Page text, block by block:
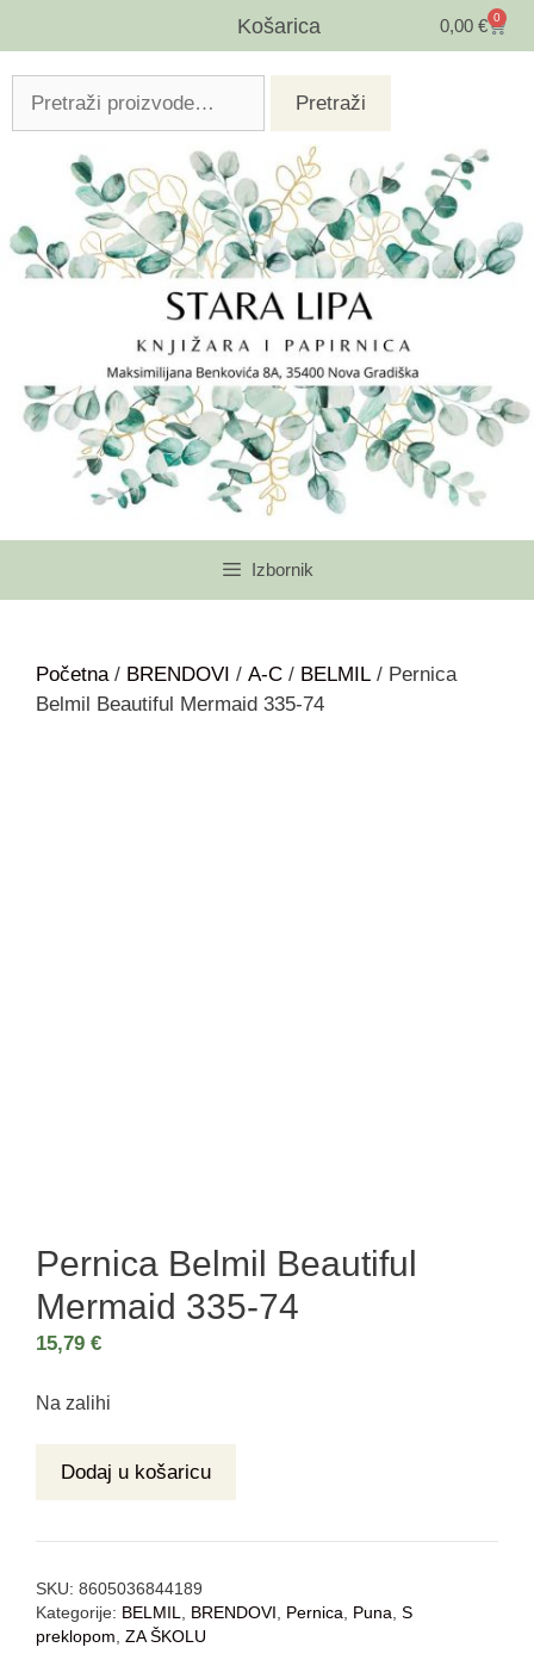
Košarica 0,00 € 0
Pretraži
Izbornik
Početna/ BRENDOVI / A-C / BELMIL / Pernica
Belmil Beautiful Mermaid 335-74
Pernica Belmil Beautiful
Mermaid 335-74
15,79 €
Na zalihi
Dodaj u košaricu
SKU: 8605036844189
Kategorije: BELMIL, BRENDOVI , Pernica, Puna, S
preklopom, ZA ŠKOLU